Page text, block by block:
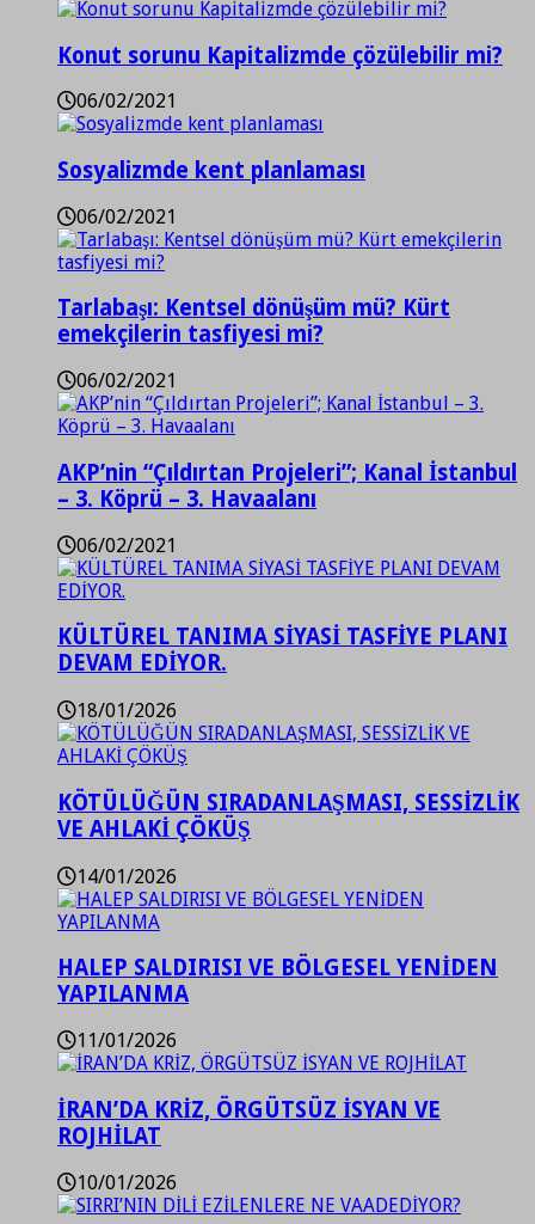
Konut sorunu Kapitalizmde çözülebilir mi?
06/02/2021
Sosyalizmde kent planlaması
06/02/2021
Tarlabaşı: Kentsel dönüşüm mü? Kürt
emekçilerin tasfiyesi mi?
06/02/2021
AKP’nin “Çıldırtan Projeleri”; Kanal İstanbul
– 3. Köprü – 3. Havaalanı
06/02/2021
KÜLTÜREL TANIMA SİYASİ TASFİYE PLANI
DEVAM EDİYOR.
18/01/2026
KÖTÜLÜĞÜN SIRADANLAŞMASI, SESSİZLİK
VE AHLAKİ ÇÖKÜŞ
14/01/2026
HALEP SALDIRISI VE BÖLGESEL YENİDEN
YAPILANMA
11/01/2026
İRAN’DA KRİZ, ÖRGÜTSÜZ İSYAN VE
ROJHİLAT
10/01/2026